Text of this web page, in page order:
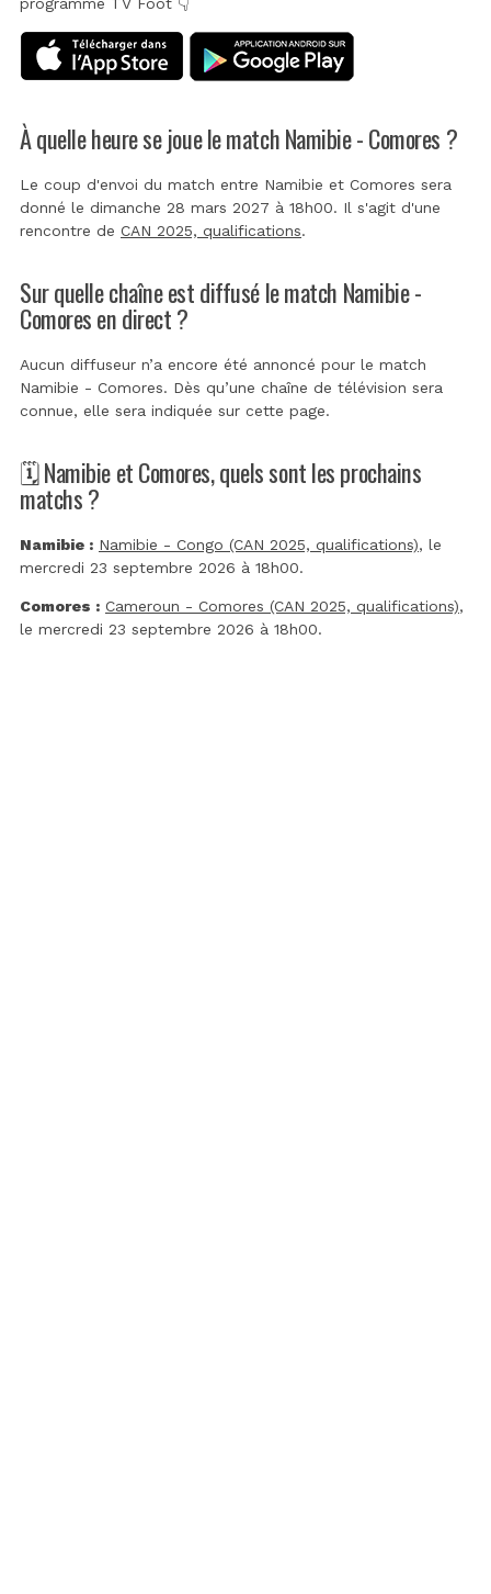
programme TV Foot 👇
À quelle heure se joue le match Namibie - Comores ?
Le coup d'envoi du match entre Namibie et Comores sera
donné le dimanche 28 mars 2027 à 18h00. Il s'agit d'une
rencontre de CAN 2025, qualifications.
Sur quelle chaîne est diffusé le match Namibie -
Comores en direct ?
Aucun diffuseur n’a encore été annoncé pour le match
Namibie - Comores. Dès qu’une chaîne de télévision sera
connue, elle sera indiquée sur cette page.
🗓️ Namibie et Comores, quels sont les prochains
matchs ?
Namibie : Namibie - Congo (CAN 2025, qualifications), le
mercredi 23 septembre 2026 à 18h00.
Comores : Cameroun - Comores (CAN 2025, qualifications),
le mercredi 23 septembre 2026 à 18h00.